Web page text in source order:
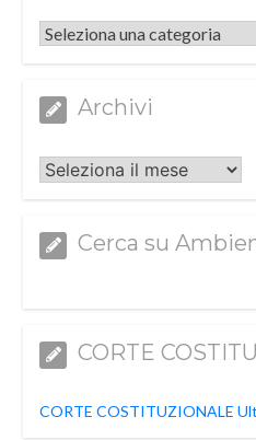
Categorie
Archivi
Archivi
Cerca su
CORTE
CORTE COSTITUZIONALE